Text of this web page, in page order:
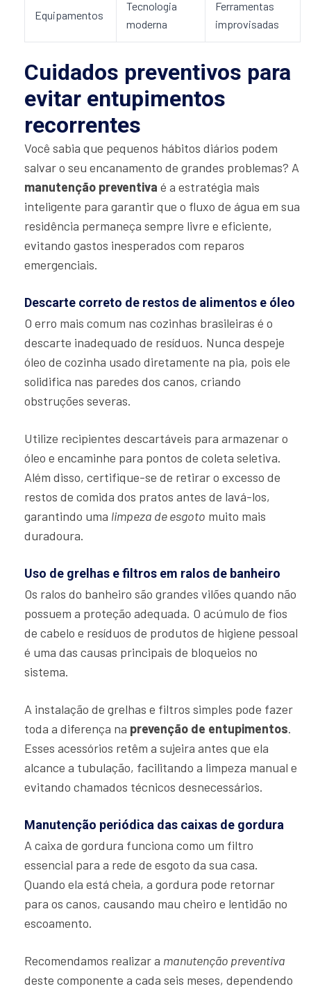
Equipamentos
Tecnologia
moderna
Ferramentas
improvisadas
Cuidados preventivos para
evitar entupimentos
recorrentes
Você sabia que pequenos hábitos diários podem
salvar o seu encanamento de grandes problemas? A
manutenção preventiva é a estratégia mais
inteligente para garantir que o fluxo de água em sua
residência permaneça sempre livre e eficiente,
evitando gastos inesperados com reparos
emergenciais.
Descarte correto de restos de alimentos e óleo
O erro mais comum nas cozinhas brasileiras é o
descarte inadequado de resíduos. Nunca despeje
óleo de cozinha usado diretamente na pia, pois ele
solidifica nas paredes dos canos, criando
obstruções severas.
Utilize recipientes descartáveis para armazenar o
óleo e encaminhe para pontos de coleta seletiva.
Além disso, certifique-se de retirar o excesso de
restos de comida dos pratos antes de lavá-los,
garantindo uma limpeza de esgoto muito mais
duradoura.
Uso de grelhas e filtros em ralos de banheiro
Os ralos do banheiro são grandes vilões quando não
possuem a proteção adequada. O acúmulo de fios
de cabelo e resíduos de produtos de higiene pessoal
é uma das causas principais de bloqueios no
sistema.
A instalação de grelhas e filtros simples pode fazer
toda a diferença na prevenção de entupimentos.
Esses acessórios retêm a sujeira antes que ela
alcance a tubulação, facilitando a limpeza manual e
evitando chamados técnicos desnecessários.
Manutenção periódica das caixas de gordura
A caixa de gordura funciona como um filtro
essencial para a rede de esgoto da sua casa.
Quando ela está cheia, a gordura pode retornar
para os canos, causando mau cheiro e lentidão no
escoamento.
Recomendamos realizar a manutenção preventiva
deste componente a cada seis meses, dependendo